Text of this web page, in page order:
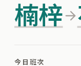
楠梓
今日班次